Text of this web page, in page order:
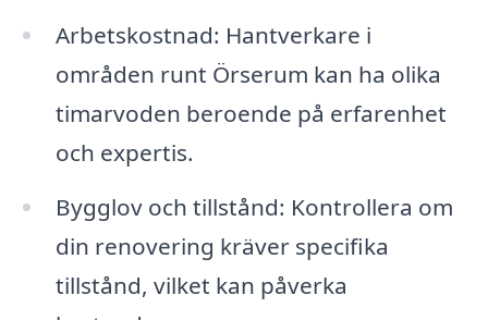
Arbetskostnad: Hantverkare i
områden runt Örserum kan ha olika
timarvoden beroende på erfarenhet
och expertis.
Bygglov och tillstånd: Kontrollera om
din renovering kräver specifika
tillstånd, vilket kan påverka